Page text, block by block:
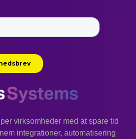
virksomheder med at spare tid
integrationer, automatisering